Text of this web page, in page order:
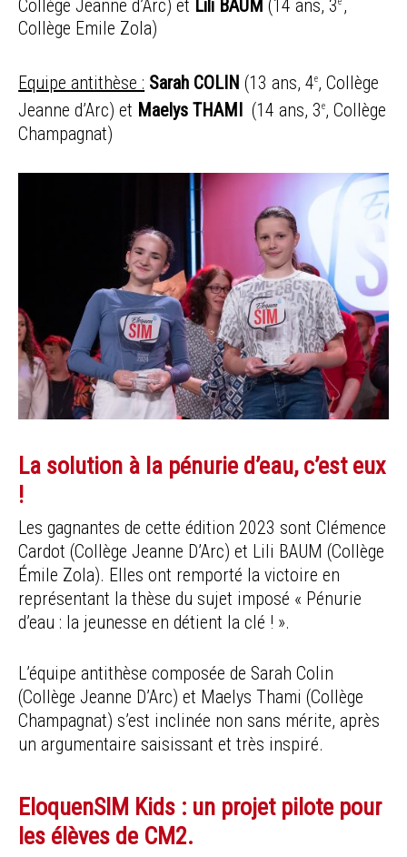
Collège Jeanne d’Arc) et Lili BAUM(14 ans, 3 ,
Collège Emile Zola)
Equipe antithèse : Sarah COLIN (13 ans, 4e, Collège
Jeanne d’Arc) et Maelys THAMI (14 ans, 3e, Collège
Champagnat)
La solution à la pénurie d’eau, c’est eux
!
Les gagnantes de cette édition 2023 sont Clémence
Cardot (Collège Jeanne D’Arc) et Lili BAUM (Collège
Émile Zola). Elles ont remporté la victoire en
représentant la thèse du sujet imposé « Pénurie
d’eau : la jeunesse en détient la clé ! ».
L’équipe antithèse composée de Sarah Colin
(Collège Jeanne D’Arc) et Maelys Thami (Collège
Champagnat) s’est inclinée non sans mérite, après
un argumentaire saisissant et très inspiré.
EloquenSIM Kids : un projet pilote pour
les élèves de CM2.